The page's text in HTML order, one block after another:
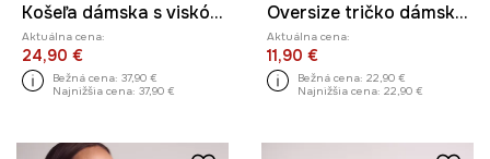
Košeľa dámska s viskózou z kolekcie Kit Mizeres x Medicine
Aktuálna cena:
24,90 €
Bežná cena: 37,90 €
Najnižšia cena: 37,90 €
Oversize tričko dámske bavlnené s elastanom z kolekcie Kit Mizeres x Medicine
Aktuálna cena:
11,90 €
Bežná cena: 22,90 €
Najnižšia cena: 22,90 €